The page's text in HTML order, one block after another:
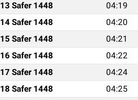
13 Safer 1448 04:19
14 Safer 1448 04:20
15 Safer 1448 04:21
16 Safer 1448 04:22
17 Safer 1448 04:24
18 Safer 1448 04:25